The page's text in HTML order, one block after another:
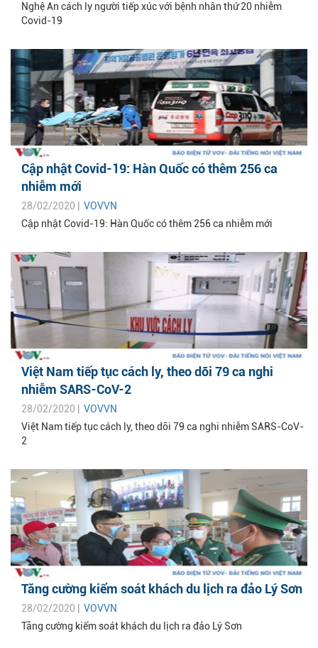
Nghệ An cách ly người tiếp xúc với bệnh nhân thứ 20 nhiễm
Covid-19
Cập nhật Covid-19: Hàn Quốc có thêm 256 ca
nhiễm mới
28/02/2020 | VOVVN
Cập nhật Covid-19: Hàn Quốc có thêm 256 ca nhiễm mới
Việt Nam tiếp tục cách ly, theo dõi 79 ca nghi
nhiễm SARS-CoV-2
28/02/2020 | VOVVN
Việt Nam tiếp tục cách ly, theo dõi 79 ca nghi nhiễm SARS-CoV-
2
Tăng cường kiểm soát khách du lịch ra đảo Lý Sơn
28/02/2020 | VOVVN
Tăng cường kiểm soát khách du lịch ra đảo Lý Sơn